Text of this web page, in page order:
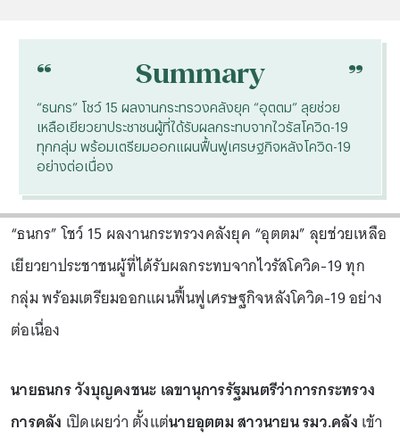
“ Summary “
“ธนกร” โชว์ 15 ผลงานกระทรวงคลังยุค “อุตตม” ลุยช่วย
เหลือเยียวยาประชาชนผู้ที่ได้รับผลกระทบจากไวรัสโควิด-19
ทุกกลุ่ม พร้อมเตรียมออกแผนฟื้นฟูเศรษฐกิจหลังโควิด-19
อย่างต่อเนื่อง
“ธนกร” โชว์ 15 ผลงานกระทรวงคลังยุค “อุตตม” ลุยช่วยเหลือ
เยียวยาประชาชนผู้ที่ได้รับผลกระทบจากไวรัสโควิด-19 ทุก
กลุ่ม พร้อมเตรียมออกแผนฟื้นฟูเศรษฐกิจหลังโควิด-19 อย่าง
ต่อเนื่อง
นายธนกร วังบุญคงชนะ เลขานุการรัฐมนตรีว่าการกระทรวง
การคลัง เปิดเผยว่า ตั้งแต่นายอุตตม สาวนายน รมว.คลัง เข้า